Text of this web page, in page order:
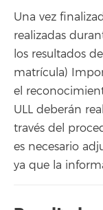
Una vez
realizadas
los resultados
matrícula)
el
ULL deberán
través del
es necesario
ya que la